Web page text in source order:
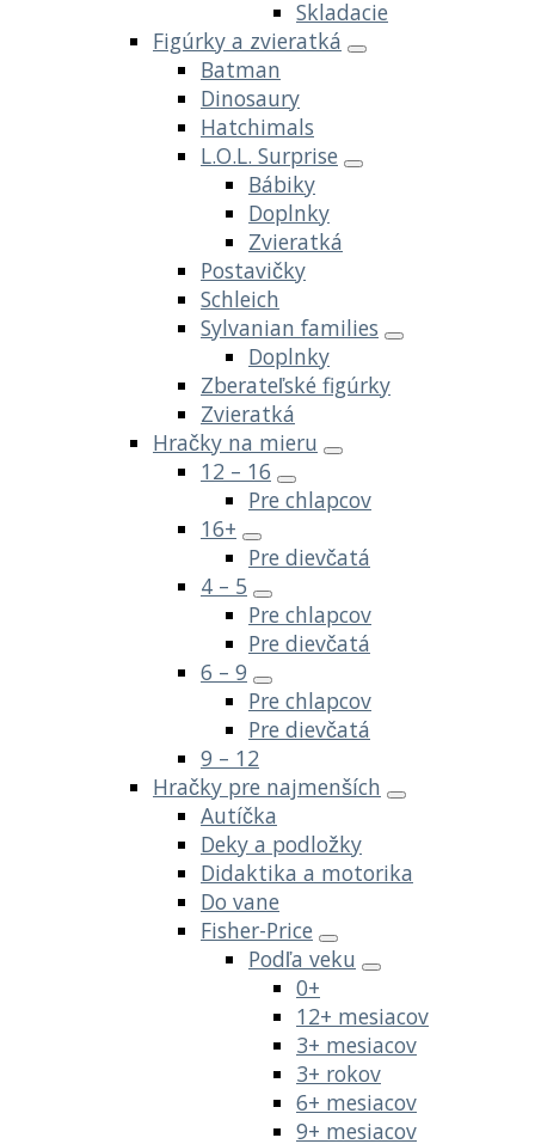
Skladacie
Figúrky a zvieratká
Batman
Dinosaury
Hatchimals
L.O.L. Surprise
Bábiky
Doplnky
Zvieratká
Postavičky
Schleich
Sylvanian families
Doplnky
Zberateľské figúrky
Zvieratká
Hračky na mieru
12 – 16
Pre chlapcov
16+
Pre dievčatá
4 – 5
Pre chlapcov
Pre dievčatá
6 – 9
Pre chlapcov
Pre dievčatá
9 – 12
Hračky pre najmenších
Autíčka
Deky a podložky
Didaktika a motorika
Do vane
Fisher-Price
Podľa veku
0+
12+ mesiacov
3+ mesiacov
3+ rokov
6+ mesiacov
9+ mesiacov